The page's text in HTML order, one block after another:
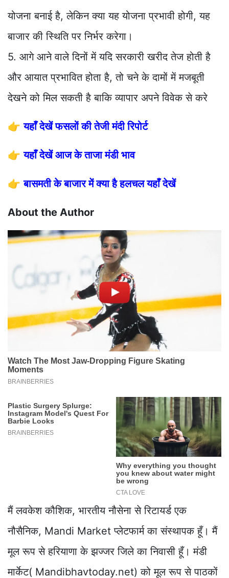
योजना बनाई है, लेकिन क्या यह योजना प्रभावी होगी, यह
बाजार की स्थिति पर निर्भर करेगा।
5. आगे आने वाले दिनों में यदि सरकारी खरीद तेज होती है
और आयात प्रभावित होता है, तो चने के दामों में मजबूती
देखने को मिल सकती है बाकि व्यापार अपने विवेक से करे
👉यहाँ देखें फसलों की तेजी मंदी रिपोर्ट
👉यहाँ देखें आज के ताजा मंडी भाव
👉बासमती के बाजार में क्या है हलचल यहाँ देखें
About the Author
मैं लवकेश कौशिक, भारतीय नौसेना से रिटायर्ड एक
नौसैनिक, Mandi Market प्लेटफार्म का संस्थापक हूँ। मैं
मूल रूप से हरियाणा के झज्जर जिले का निवासी हूँ। मंडी
मार्केट( Mandibhavtoday.net) को मूल रूप से पाठकों